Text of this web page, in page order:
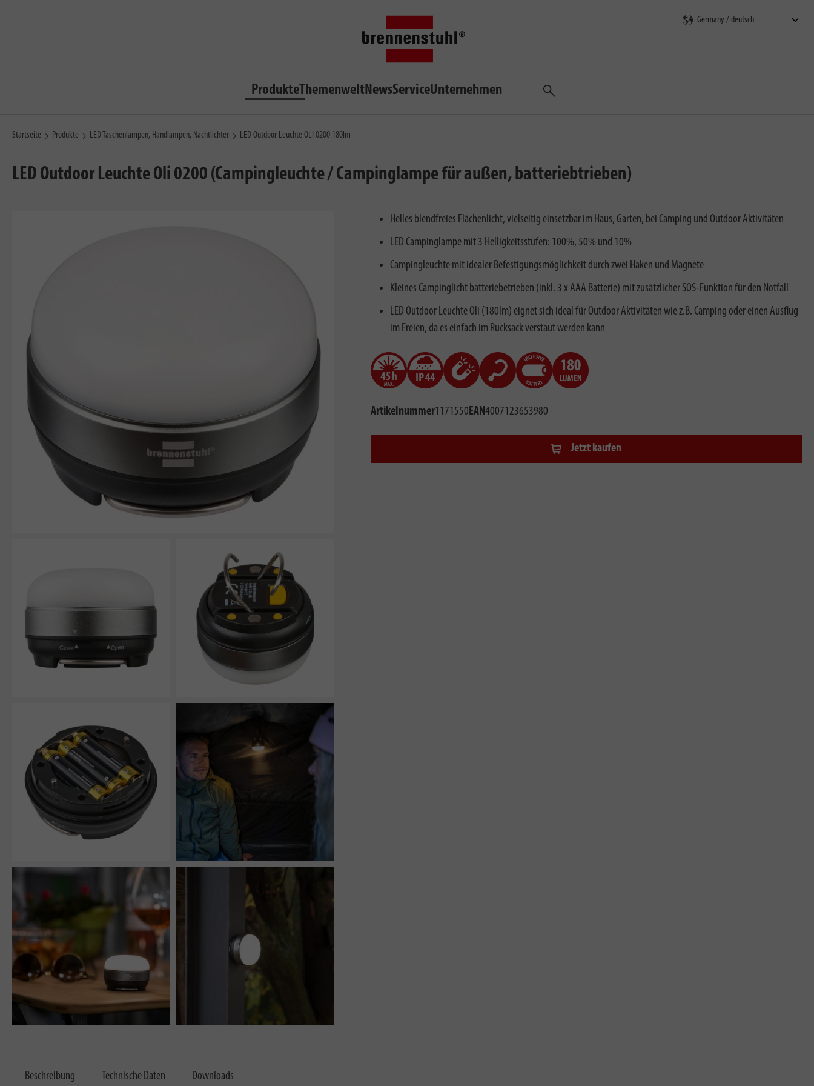
ProdukteThemenweltNewsServiceUnternehmen
Suchen
Startseite Produkte LED Taschenlampen, Handlampen, Nachtlichter LED Outdoor Leuchte OLI 0200 180lm
LED Outdoor Leuchte Oli 0200 (Campingleuchte / Campinglampe für außen, batteriebtrieben)
Helles blendfreies Flächenlicht, vielseitig einsetzbar im Haus, Garten, bei Camping und Outdoor Aktivitäten
LED Campinglampe mit 3 Helligkeitsstufen: 100%, 50% und 10%
Campingleuchte mit idealer Befestigungsmöglichkeit durch zwei Haken und Magnete
Kleines Campinglicht batteriebetrieben (inkl. 3 x AAA Batterie) mit zusätzlicher SOS-Funktion für den Notfall
LED Outdoor Leuchte Oli (180lm) eignet sich ideal für Outdoor Aktivitäten wie z.B. Camping oder einen Ausflug
im Freien, da es einfach im Rucksack verstaut werden kann
Artikelnummer1171550EAN4007123653980
Jetzt kaufen
Beschreibung Technische Daten Downloads